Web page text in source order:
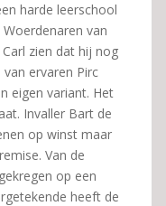
harde leerschool
van
zien dat hij nog
ervaren Pirc
eigen variant. Het
Invaller Bart de
op winst maar
Van de
op een
heeft de